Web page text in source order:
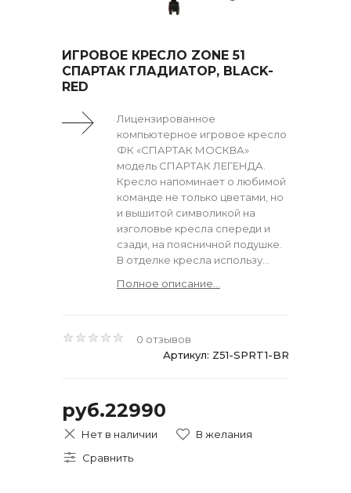
ИГРОВОЕ КРЕСЛО ZONE 51
СПАРТАК ГЛАДИАТОР, BLACK-
RED
Лицензированное
компьютерное игровое кресло
ФК «СПАРТАК МОСКВА»
модель СПАРТАК ЛЕГЕНДА.
Кресло напоминает о любимой
команде не только цветами, но
и вышитой символикой на
изголовье кресла спереди и
сзади, на поясничной подушке.
В отделке кресла использу...
Полное описание...
0 отзывов
Артикул: Z51-SPRT1-BR
руб.22990
Нет в наличии